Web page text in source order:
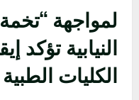
لمواجهة
النيابية
الكليات الطبية